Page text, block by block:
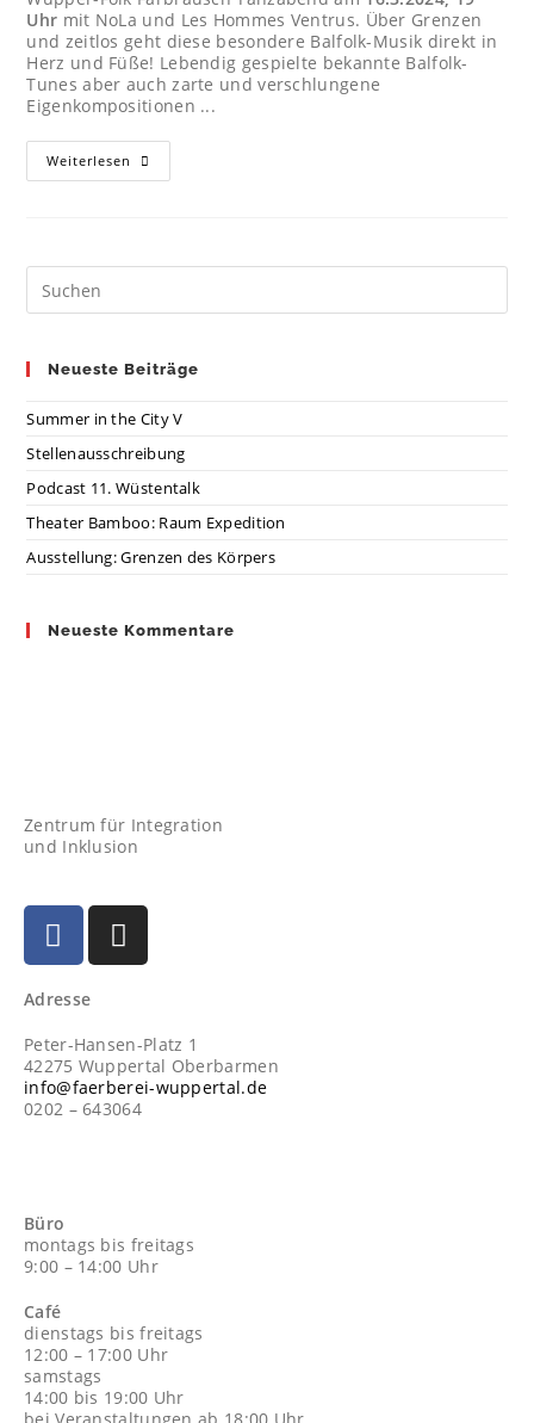
Uhr mit NoLa und Les Hommes Ventrus. Über Grenzen
und zeitlos geht diese besondere Balfolk-Musik direkt in
Herz und Füße! Lebendig gespielte bekannte Balfolk-
Tunes aber auch zarte und verschlungene
Eigenkompositionen ...
Weiterlesen
Neueste Beiträge
Summer in the City V
Stellenausschreibung
Podcast 11. Wüstentalk
Theater Bamboo: Raum Expedition
Ausstellung: Grenzen des Körpers
Neueste Kommentare
Zentrum für Integration
und Inklusion
Adresse
Peter-Hansen-Platz 1
42275 Wuppertal Oberbarmen
info@faerberei-wuppertal.de
0202 – 643064
Büro
montags bis freitags
9:00 – 14:00 Uhr
Café
dienstags bis freitags
12:00 – 17:00 Uhr
samstags
14:00 bis 19:00 Uhr